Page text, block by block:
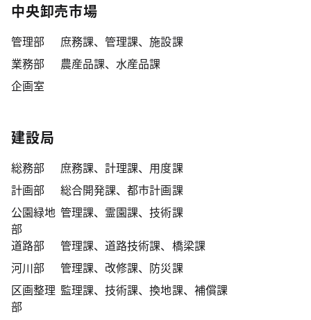
中央卸売市場
管理部
庶務課、管理課、施設課
業務部
農産品課、水産品課
企画室
建設局
総務部
庶務課、計理課、用度課
計画部
総合開発課、都市計画課
公園緑地
部
管理課、霊園課、技術課
道路部
管理課、道路技術課、橋梁課
河川部
管理課、改修課、防災課
区画整理
部
監理課、技術課、換地課、補償課